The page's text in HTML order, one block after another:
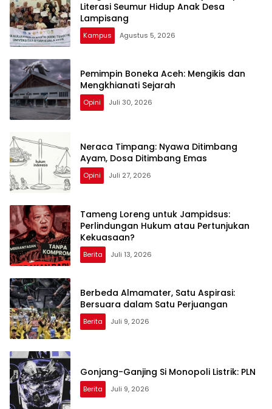
Literasi Seumur Hidup Anak Desa
Lampisang
Kampus Agustus 5, 2026
Pemimpin Boneka Aceh: Mengikis dan
Mengkhianati Sejarah
Opini Juli 30, 2026
Neraca Timpang: Nyawa Ditimbang
Ayam, Dosa Ditimbang Emas
Opini Juli 27, 2026
Tameng Loreng untuk Jampidsus:
Perlindungan Hukum atau Pertunjukan
Kekuasaan?
Berita Juli 13, 2026
Berbeda Almamater, Satu Aspirasi:
Bersuara dalam Satu Perjuangan
Berita Juli 9, 2026
Gonjang-Ganjing Si Monopoli Listrik: PLN
Berita Juli 9, 2026